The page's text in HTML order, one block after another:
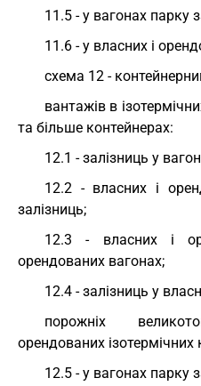
11.5 - у вагонах парку
11.6 - у власних і
схема 12 -
вантажів в
та більше контейнерах:
12.1 - залізниць у
12.2 - власних і
залізниць;
12.3 - власних і
орендованих вагонах;
12.4 - залізниць у
порожніх
орендованих ізотермічних
12.5 - у вагонах парку